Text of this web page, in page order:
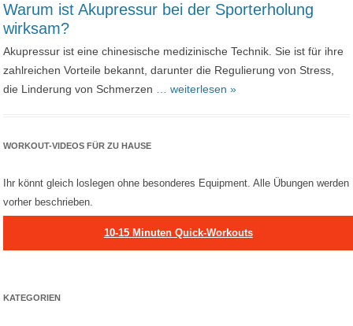
Warum ist Akupressur bei der Sporterholung
wirksam?
Akupressur ist eine chinesische medizinische Technik. Sie ist für ihre
zahlreichen Vorteile bekannt, darunter die Regulierung von Stress,
die Linderung von Schmerzen
… weiterlesen »
WORKOUT-VIDEOS FÜR ZU HAUSE
Ihr könnt gleich loslegen ohne besonderes Equipment. Alle Übungen werden
vorher beschrieben.
10-15 Minuten Quick-Workouts
KATEGORIEN